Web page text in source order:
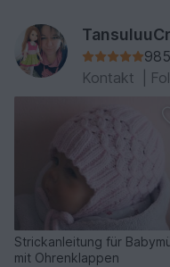
Kontakt
Strickanleitung für
mit Ohrenklappen